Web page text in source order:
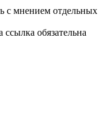
с мнением отдельных
обязательна